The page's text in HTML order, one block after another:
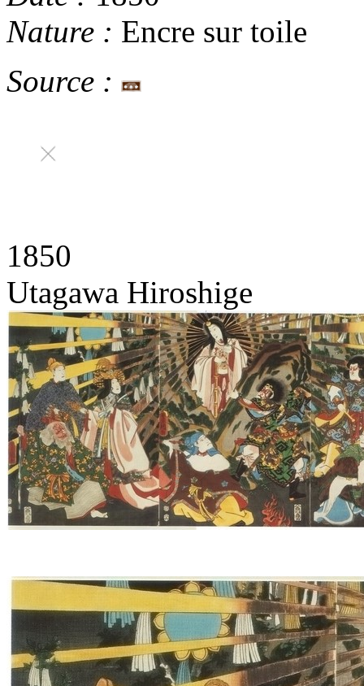
Nature : Encre sur toile
Source :
1850
Utagawa Hiroshige